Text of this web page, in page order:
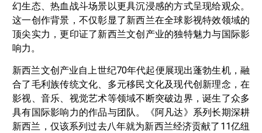
幻生态、热血战斗场景以更具沉浸感的方式呈现给观众。
这一创作背景，不仅彰显了新西兰在全球影视特效领域的
顶尖实力，更印证了新西兰文创产业的独特魅力与国际影
响力。
新西兰文创产业自上世纪70年代起便展现出蓬勃生机，融
合了毛利族传统文化、多元移民文化及现代创新理念，在
影视、音乐、视觉艺术等领域不断突破边界，诞生了众多
具有国际影响力的作品与团队。《阿凡达》系列长期深耕
新西兰，仅该系列过去八年就为新西兰经济贡献了11亿纽